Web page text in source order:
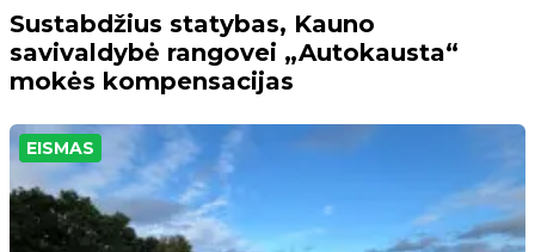
Sustabdžius statybas, Kauno
savivaldybė rangovei „Autokausta“
mokės kompensacijas
EISMAS